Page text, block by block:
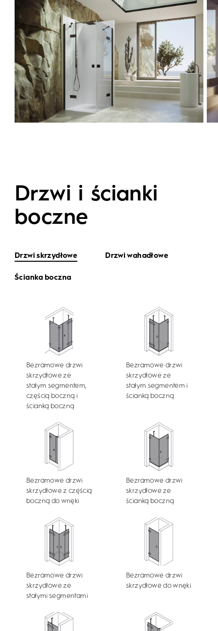
Drzwi i ścianki
boczne
Drzwi skrzydłowe Drzwi wahadłowe
Ścianka boczna
Bezramowe drzwi
skrzydłowe ze
stałym segmentem,
częścią boczną i
ścianką boczną
Bezramowe drzwi
skrzydłowe ze
stałym segmentem i
ścianką boczną
Bezramowe drzwi
skrzydłowe z częścią
boczną do wnęki
Bezramowe drzwi
skrzydłowe ze
ścianką boczną
Bezramowe drzwi
skrzydłowe ze
stałymi segmentami
Bezramowe drzwi
skrzydłowe do wnęki